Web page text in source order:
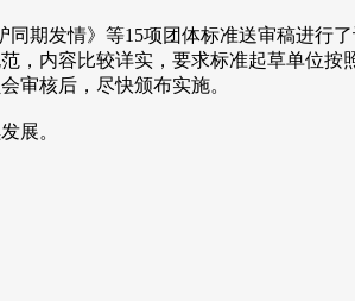
发情》等15项团体标准送审稿进行
内容比较详实，要求标准起草单位
审核后，尽快颁布实施。
展。